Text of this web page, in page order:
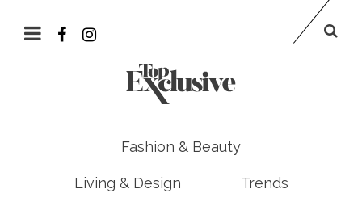
Fashion & Beauty
Living & Design Trends